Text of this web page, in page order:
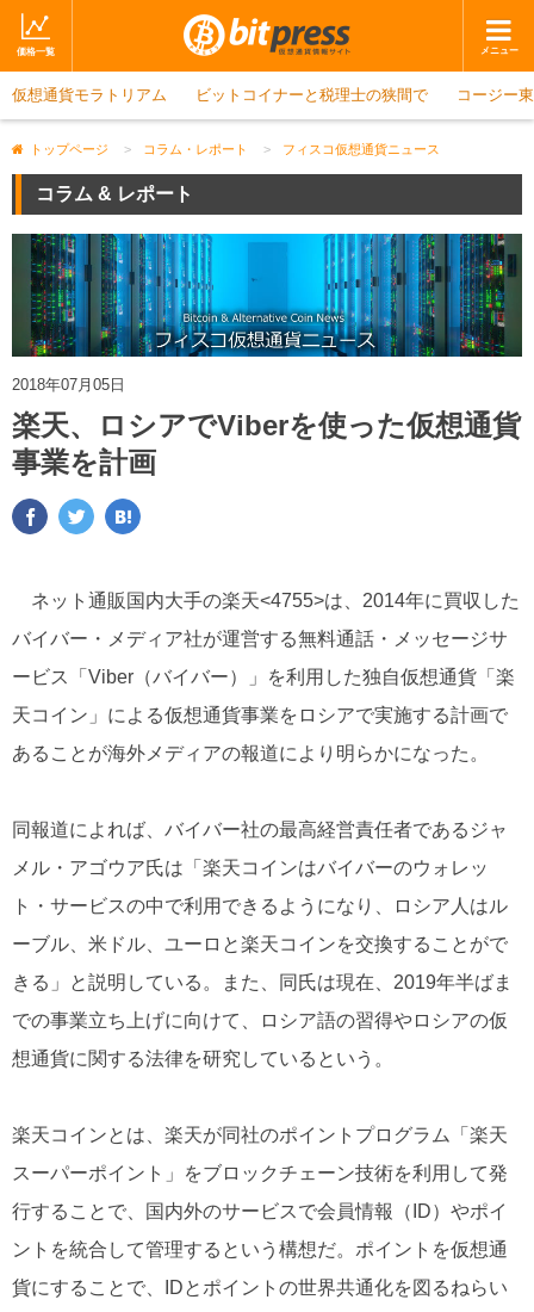
価格一覧 メニュー
ホーム ニュース
取引会社 マーケット
コラム・レポート
ツイッター 動画
ショップ
仮想通貨モラトリアム ビットコイナーと税理士の狭間で コージー
トップページ > コラム・レポート > フィスコ仮想通貨ニュース
コラム & レポート
2018年07月05日
楽天、ロシアでViberを使った仮想通貨
事業を計画
ネット通販国内大手の楽天<4755>は、2014年に買収した
バイバー・メディア社が運営する無料通話・メッセージサ
ービス「Viber（バイバー）」を利用した独自仮想通貨「楽
天コイン」による仮想通貨事業をロシアで実施する計画で
あることが海外メディアの報道により明らかになった。
同報道によれば、バイバー社の最高経営責任者であるジャ
メル・アゴウア氏は「楽天コインはバイバーのウォレッ
ト・サービスの中で利用できるようになり、ロシア人はル
ーブル、米ドル、ユーロと楽天コインを交換することがで
きる」と説明している。また、同氏は現在、2019年半ばま
での事業立ち上げに向けて、ロシア語の習得やロシアの仮
想通貨に関する法律を研究しているという。
楽天コインとは、楽天が同社のポイントプログラム「楽天
スーパーポイント」をブロックチェーン技術を利用して発
行することで、国内外のサービスで会員情報（ID）やポイ
ントを統合して管理するという構想だ。ポイントを仮想通
貨にすることで、IDとポイントの世界共通化を図るねらい